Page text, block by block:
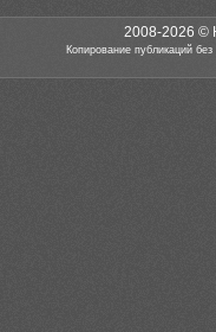
2008-2026 ©
Копирование публикаций